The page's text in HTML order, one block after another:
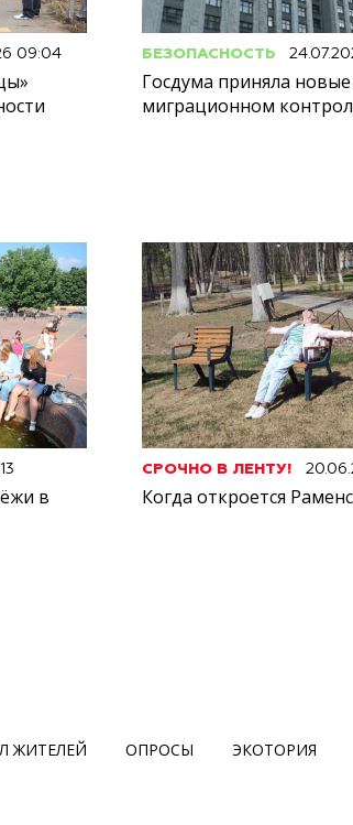
09:04 БЕЗОПАСНОСТЬ
Госдума приняла
миграционном
в
СРОЧНО В ЛЕНТУ!
Когда откроется
ЖИТЕЛЕЙ ОПРОСЫ ЭКОТОРИЯ